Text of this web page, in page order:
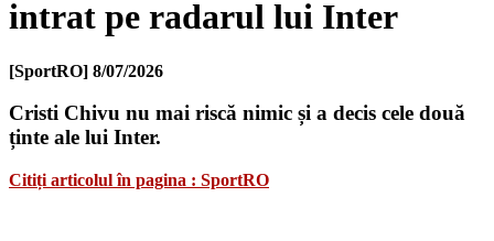
intrat pe radarul lui Inter
[SportRO] 8/07/2026
Cristi Chivu nu mai riscă nimic și a decis cele două
ținte ale lui Inter.
Citiți articolul în pagina : SportRO